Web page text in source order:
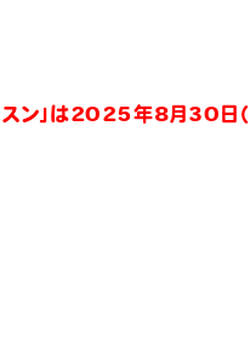
スン」は2025年8月30日